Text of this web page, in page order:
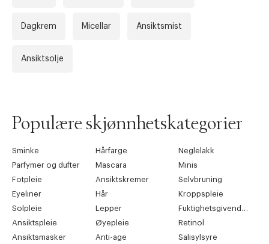
Dagkrem Micellar Ansiktsmist
Ansiktsolje
Populære skjønnhetskategorier
Sminke Hårfarge
Neglelakk
Parfymer og dufter
Mascara
Minis
Fotpleie
Ansiktskremer
Selvbruning
Eyeliner
Hår
Kroppspleie
Solpleie
Lepper
Fuktighetsgivende pleie
Ansiktspleie
Øyepleie
Retinol
Ansiktsmasker
Anti-age
Salisylsyre